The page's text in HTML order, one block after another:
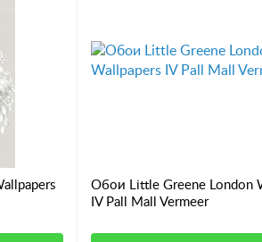
Обои Little Greene London
IV Pall Mall Vermeer